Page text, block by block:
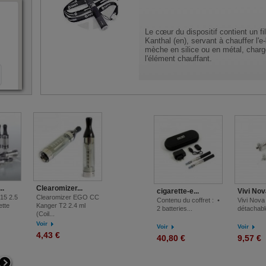
cigarette-e...
Contenu du coffret : •
2 batteries...
Voir
40,80 €
Vivi
Vivi Nova
Voir
9,57 €
2.5
Clearomizer...
Clearomizer EGO CC
Kanger T2 2.4 ml
(Coil...
Voir
4,43 €
Briquet...
Briquet chalumeau-à-
gaz
Voir
7,18 €
Vivi
Vivi
Voir
9,57 €
la nicotine, est appelée « hit » par les
utilisateurs de cigarette électronique. C'est
l'abréviation de l'expression en anglais :Le cœur du dispositif contient un fil
Kanthal (en), servant à chauffer
mèche en silice ou en métal,
l'élément chauffant.
Il y a deux grandes familles